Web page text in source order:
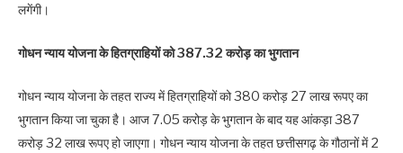
लगेंगी।
गोधन न्याय योजना के हितग्राहियों को 387.32 करोड़ का भुगतान
गोधन न्याय योजना के तहत राज्य में हितग्राहियों को 380 करोड़ 27 लाख रूपए का
भुगतान किया जा चुका है। आज 7.05 करोड़ के भुगतान के बाद यह आंकड़ा 387
करोड़ 32 लाख रूपए हो जाएगा। गोधन न्याय योजना के तहत छत्तीसगढ़ के गौठानों में 2